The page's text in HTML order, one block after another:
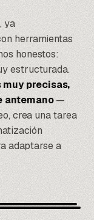
ya
herramientas
honestos:
estructurada.
precisas,
antemano—
crea una tarea
adaptarse a